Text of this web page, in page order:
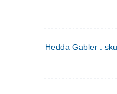
Hedda Gabler :